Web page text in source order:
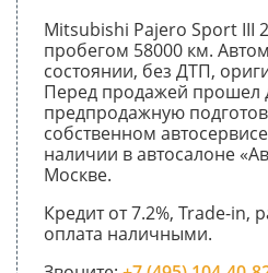
Mitsubishi Pajero Sport III
пробегом 58000 км.
состоянии, без ДТП,
Перед продажей прошел
предпродажную
собственном
наличии в автосалоне
Москве.
Кредит от 7.2%, Trade-in,
оплата наличными.